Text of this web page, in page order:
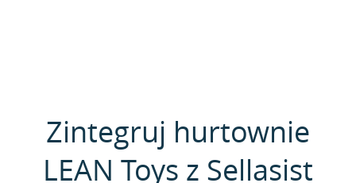
Zintegruj hurtownie
LEAN Toys z Sellasist